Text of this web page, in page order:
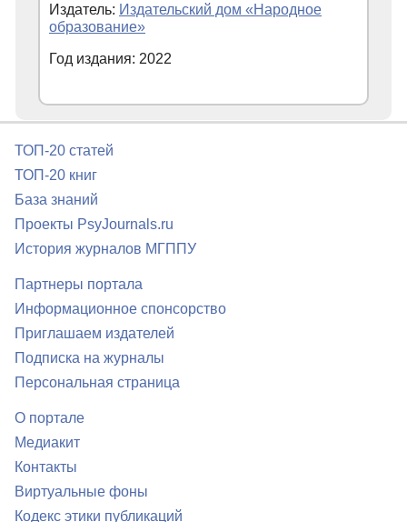
Издатель: Издательский дом «Народное
образование»
Год издания: 2022
ТОП-20 статей
ТОП-20 книг
База знаний
Проекты PsyJournals.ru
История журналов МГППУ
Партнеры портала
Информационное спонсорство
Приглашаем издателей
Подписка на журналы
Персональная страница
О портале
Медиакит
Контакты
Виртуальные фоны
Кодекс этики публикаций